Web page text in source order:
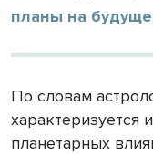
планы на
По словам
характеризуется
планетарных